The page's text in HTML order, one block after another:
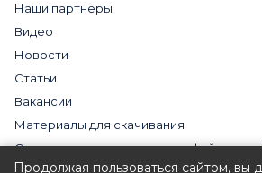
Наши партнеры
Видео
Новости
Статьи
Вакансии
Материалы для скачивания
Cогласие на использование файлов
Продолжая пользоваться сайтом, вы